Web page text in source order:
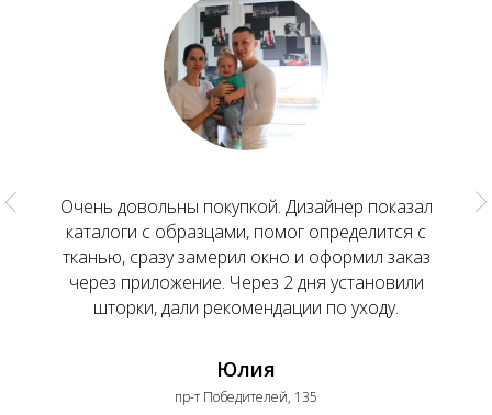
Очень довольны покупкой. Дизайнер показал
каталоги с образцами, помог определится с
тканью, сразу замерил окно и оформил заказ
через приложение. Через 2 дня установили
шторки, дали рекомендации по уходу.
Юлия
пр-т Победителей, 135